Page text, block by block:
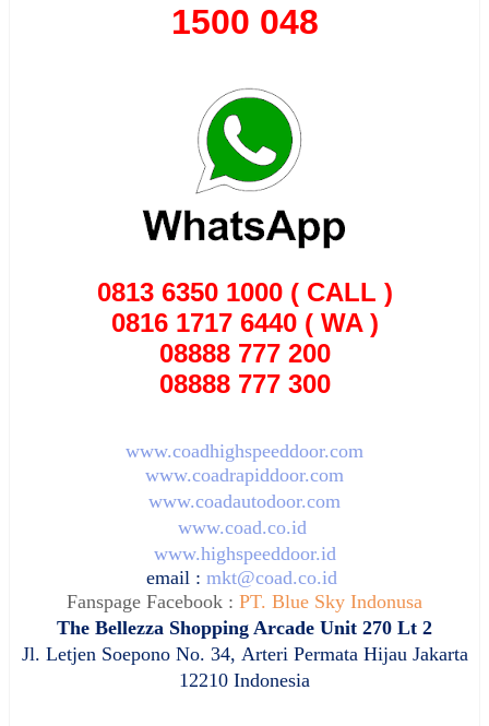
1500 048
0813 6350 1000 ( CALL )
0816 1717 6440 ( WA )
08888 777 200
08888 777 300
www.coadhighspeeddoor.com
www.coadrapiddoor.com
www.coadautodoor.com
www.coad.co.id
www.highspeeddoor.id
email : mkt@coad.co.id
Fanspage Facebook : PT. Blue Sky Indonusa
The Bellezza Shopping Arcade Unit 270 Lt 2
Jl. Letjen Soepono No. 34, Arteri Permata Hijau Jakarta
12210 Indonesia